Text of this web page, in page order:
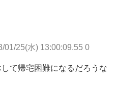
01/25(水) 13:00:09.55 0
て帰宅困難になるだろうな